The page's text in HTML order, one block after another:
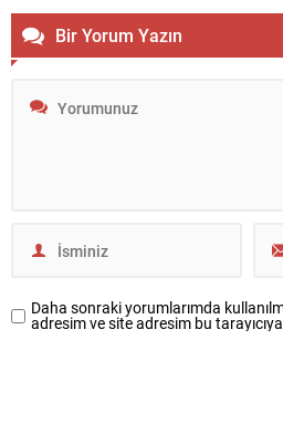
Bir Yorum Yazın
Daha sonraki yorumlarımda
adresim ve site adresim bu